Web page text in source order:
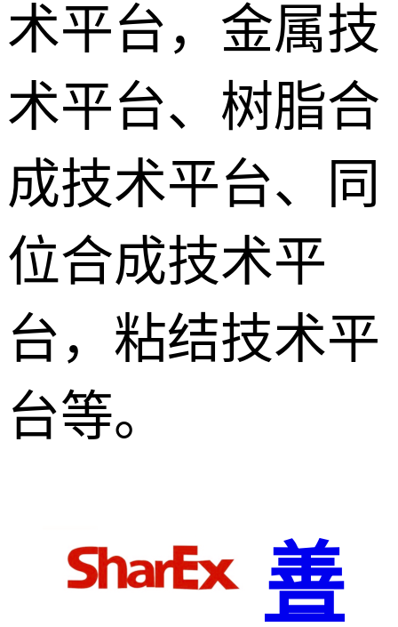
术平台，金属技
术平台、树脂合
成技术平台、同
位合成技术平
台，粘结技术平
台等。
善